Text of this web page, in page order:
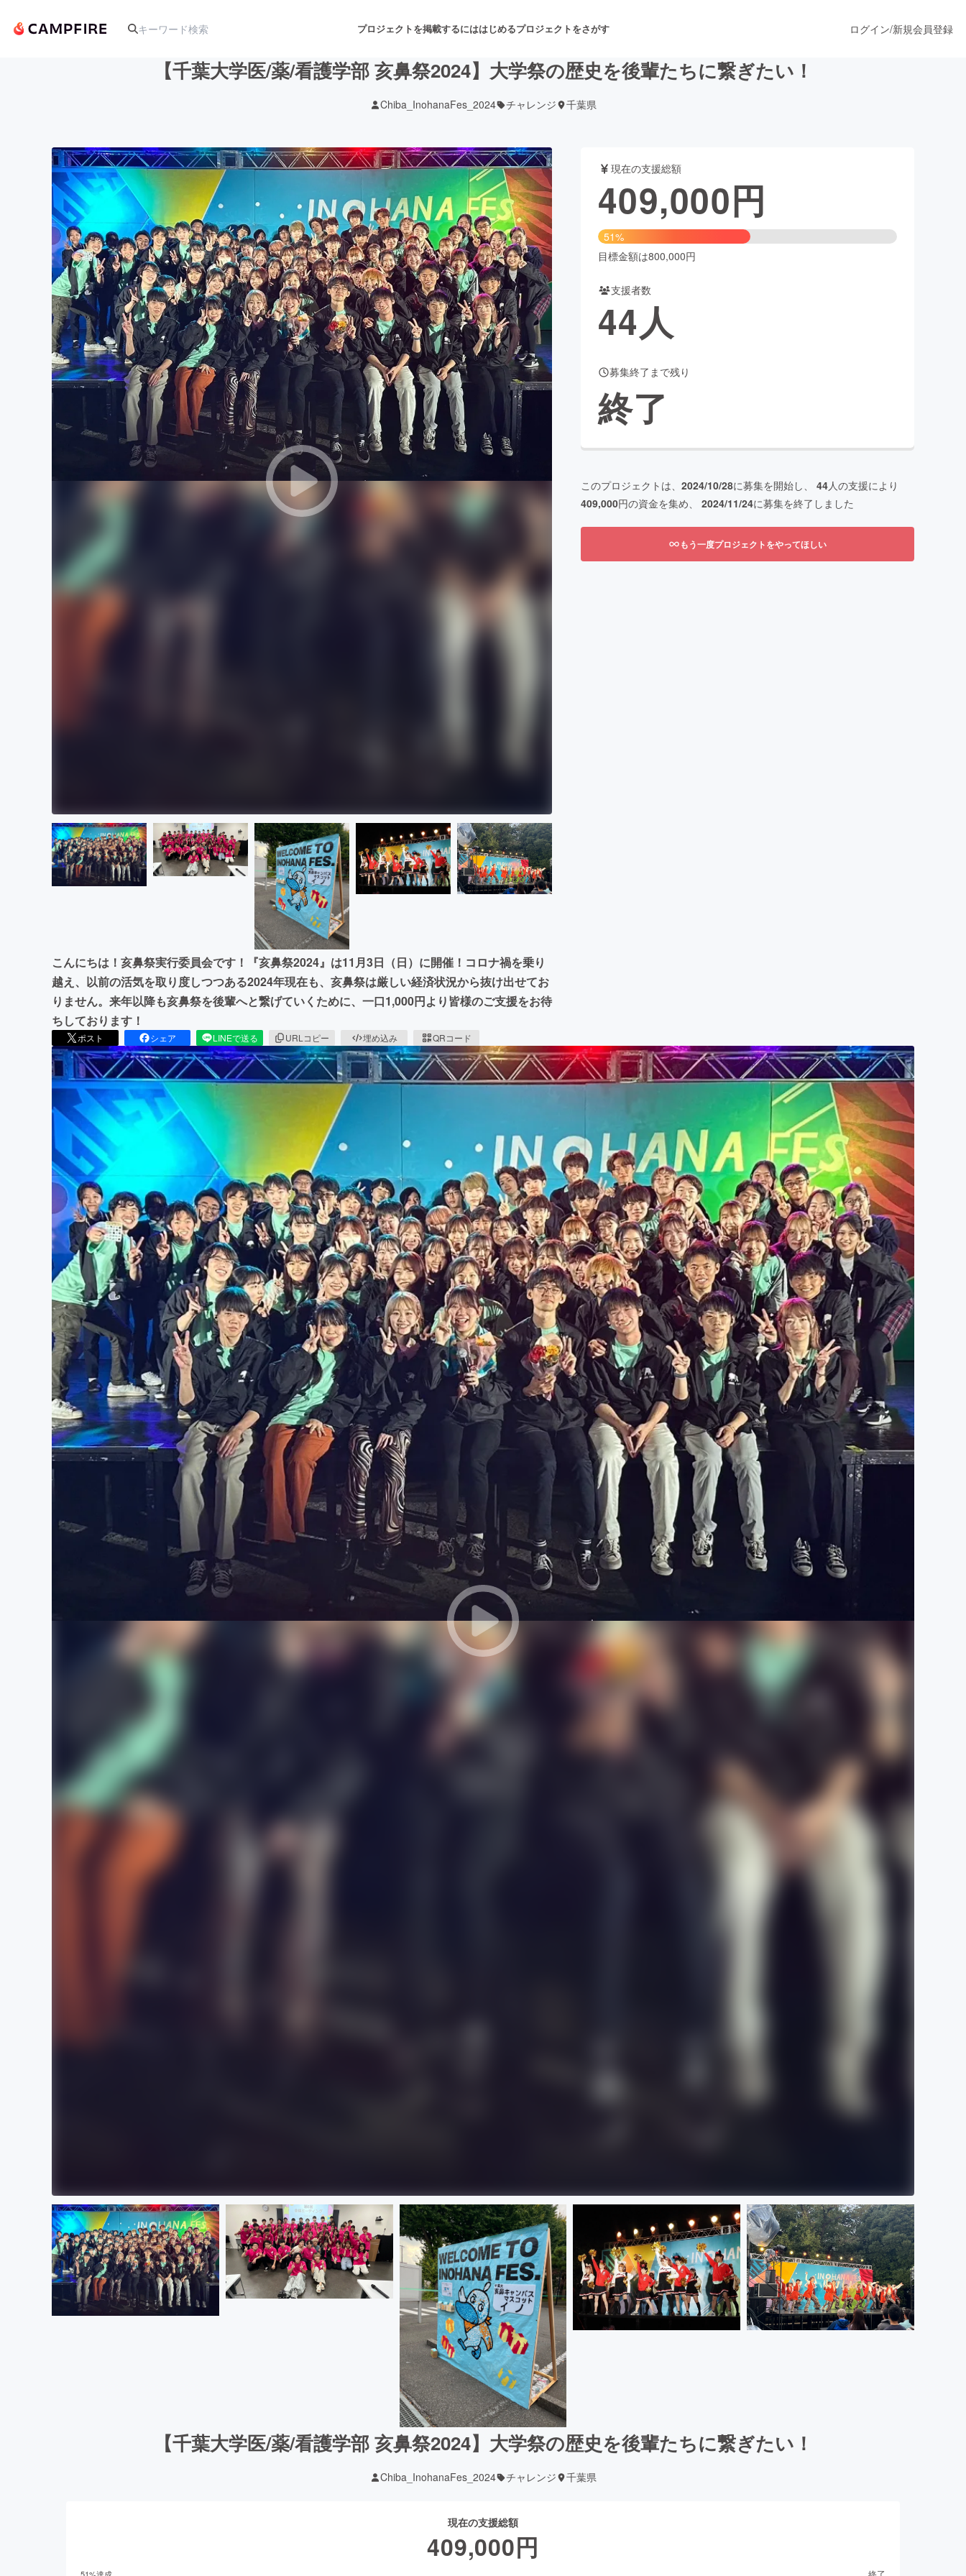
プロジェクトを掲載するにははじめるプロジェクトをさがす
アート・写真 音楽 舞台・パフォーマンス
テクノロジー・ガジェット ゲーム・サービス開発 フード・飲食店 ファッション
映像・映画 書籍・雑誌出版 アニメ・漫画
ビジネス・起業 チャレンジ ビューティー・ヘルスケア
まちづくり・地域活性化
CAMPFIRE for Social Good
CAMPFIRE Creation
CAMPFIREふるさと納税
machi-ya
ログイン/新規会員登録
【千葉大学医/薬/看護学部 亥鼻祭2024】大学祭の歴史を後輩たちに繋ぎたい！
Chiba_InohanaFes_2024 チャレンジ 千葉県
こんにちは！亥鼻祭実行委員会です！『亥鼻祭2024』は11月3日（日）に開催！コロナ禍を乗り
越え、以前の活気を取り度しつつある2024年現在も、亥鼻祭は厳しい経済状況から抜け出せてお
りません。来年以降も亥鼻祭を後輩へと繋げていくために、一口1,000円より皆様のご支援をお待
ちしております！
ポスト シェア LINEで送る URLコピー 埋め込み QRコード
現在の支援総額
409,000円
51%
目標金額は800,000円
支援者数
44人
募集終了まで残り
終了
このプロジェクトは、 2024/10/28に募集を開始し、 44人の支援により
409,000円の資金を集め、 2024/11/24に募集を終了しました
もう一度プロジェクトをやってほしい
【千葉大学医/薬/看護学部 亥鼻祭2024】大学祭の歴史を後輩たちに繋ぎたい！
Chiba_InohanaFes_2024 チャレンジ 千葉県
現在の支援総額
409,000円